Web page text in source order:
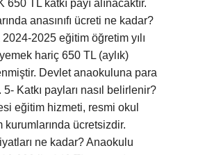
650 TL katkı payı alınacaktır.
anasınıfı ücreti ne kadar?
2025 eğitim öğretim yılı
hariç 650 TL (aylık)
Devlet anaokuluna para
Katkı payları nasıl belirlenir?
eğitim hizmeti, resmi okul
kurumlarında ücretsizdir.
ne kadar? Anaokulu